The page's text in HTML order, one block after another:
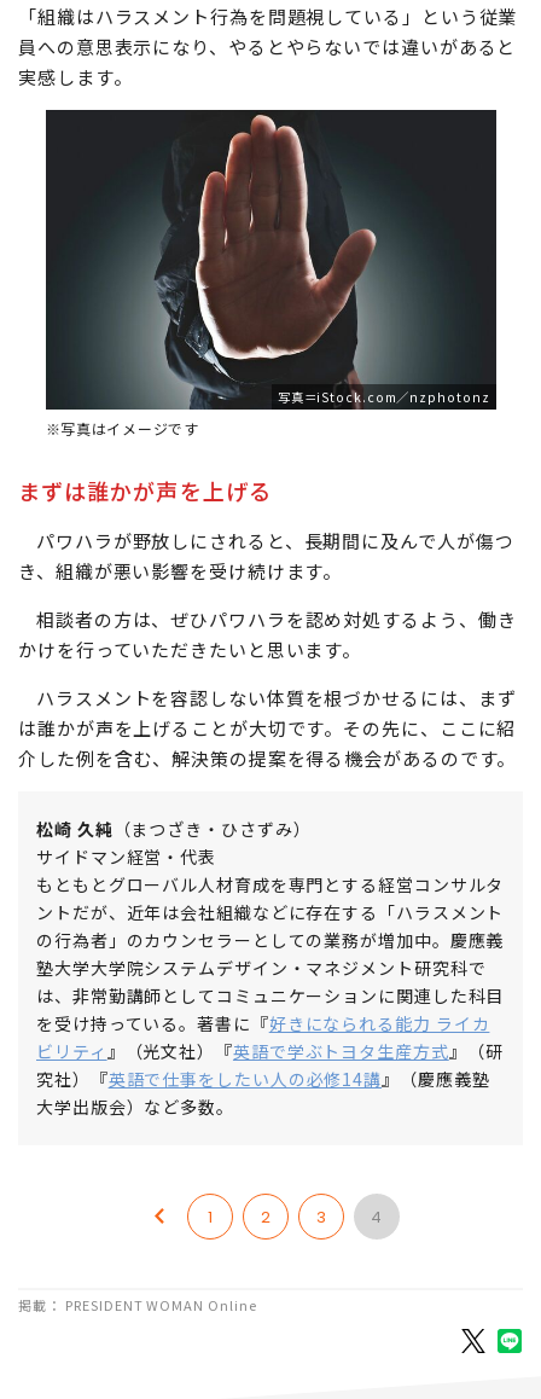
「組織はハラスメント行為を問題視している」という従業
員への意思表示になり、やるとやらないでは違いがあると
実感します。
写真＝iStock.com／nzphotonz
※写真はイメージです
まずは誰かが声を上げる
パワハラが野放しにされると、長期間に及んで人が傷つ
き、組織が悪い影響を受け続けます。
相談者の方は、ぜひパワハラを認め対処するよう、働き
かけを行っていただきたいと思います。
ハラスメントを容認しない体質を根づかせるには、まず
は誰かが声を上げることが大切です。その先に、ここに紹
介した例を含む、解決策の提案を得る機会があるのです。
松崎 久純 （まつざき・ひさずみ）
サイドマン経営・代表
もともとグローバル人材育成を専門とする経営コンサルタ
ントだが、近年は会社組織などに存在する「ハラスメント
の行為者」のカウンセラーとしての業務が増加中。慶應義
塾大学大学院システムデザイン・マネジメント研究科で
は、非常勤講師としてコミュニケーションに関連した科目
を受け持っている。著書に『好きになられる能力 ライカ
ビリティ 』（光文社）『英語で学ぶトヨタ生産方式』（研
究社）『英語で仕事をしたい人の必修14講』（慶應義塾
大学出版会）など多数。
1 2 3 4
掲載： PRESIDENT WOMAN Online